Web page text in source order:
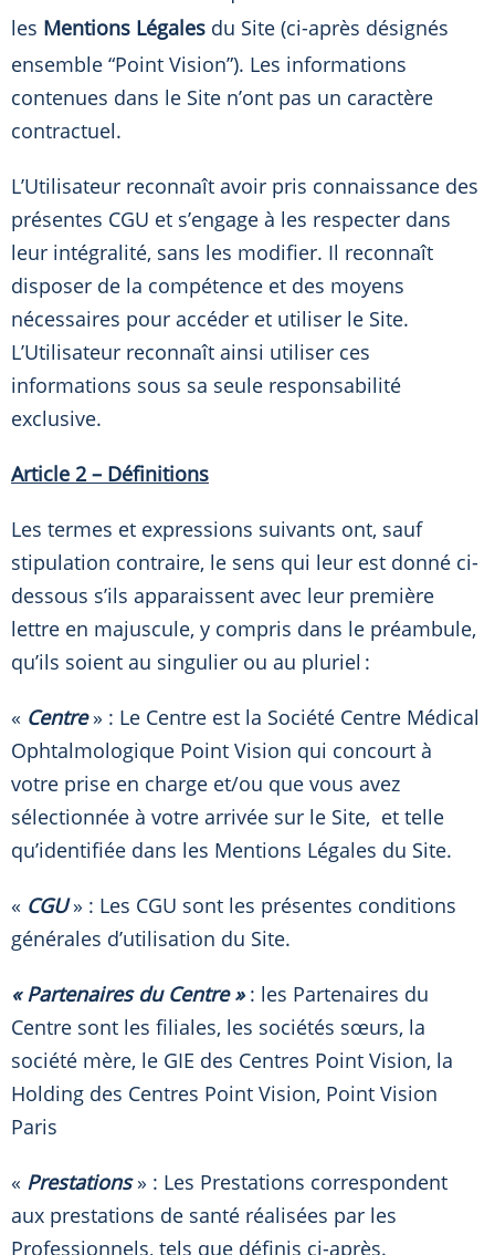
les Mentions Légales du Site (ci-après désignés
ensemble “Point Vision”). Les informations
contenues dans le Site n’ont pas un caractère
contractuel.
L’Utilisateur reconnaît avoir pris connaissance des
présentes CGU et s’engage à les respecter dans
leur intégralité, sans les modifier. Il reconnaît
disposer de la compétence et des moyens
nécessaires pour accéder et utiliser le Site.
L’Utilisateur reconnaît ainsi utiliser ces
informations sous sa seule responsabilité
exclusive.
Article 2 – Définitions
Les termes et expressions suivants ont, sauf
stipulation contraire, le sens qui leur est donné ci-
dessous s’ils apparaissent avec leur première
lettre en majuscule, y compris dans le préambule,
qu’ils soient au singulier ou au pluriel :
« Centre » : Le Centre est la Société Centre Médical
Ophtalmologique Point Vision qui concourt à
votre prise en charge et/ou que vous avez
sélectionnée à votre arrivée sur le Site, et telle
qu’identifiée dans les Mentions Légales du Site.
« CGU» : Les CGU sont les présentes conditions
générales d’utilisation du Site.
« Partenaires du Centre »: les Partenaires du
Centre sont les filiales, les sociétés sœurs, la
société mère, le GIE des Centres Point Vision, la
Holding des Centres Point Vision, Point Vision
Paris
« Prestations» : Les Prestations correspondent
aux prestations de santé réalisées par les
Professionnels, tels que définis ci-après.